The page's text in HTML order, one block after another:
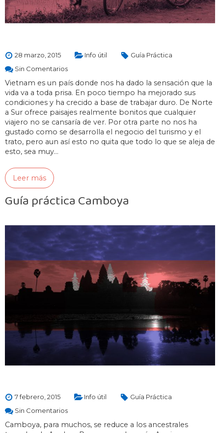
28 marzo, 2015 Info útil
Guía Práctica
Sin Comentarios
Vietnam es un país donde nos ha dado la sensación que la
vida va a toda prisa. En poco tiempo ha mejorado sus
condiciones y ha crecido a base de trabajar duro. De Norte
a Sur ofrece paisajes realmente bonitos que cualquier
viajero no se cansaría de ver. Por otra parte no nos ha
gustado como se desarrolla el negocio del turismo y el
trato, pero aun así esto no quita que todo lo que se aleja de
esto, sea muy…
Leer más
Guía práctica Camboya
7 febrero, 2015 Info útil
Guía Práctica
Sin Comentarios
Camboya, para muchos, se reduce a los ancestrales